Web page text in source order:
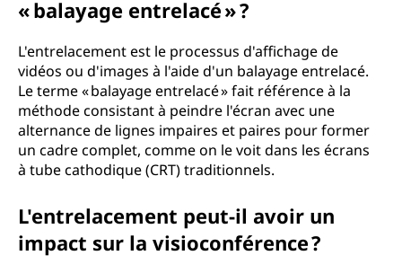
« balayage entrelacé » ?
L'entrelacement est le processus d'affichage de
vidéos ou d'images à l'aide d'un balayage entrelacé.
Le terme « balayage entrelacé » fait référence à la
méthode consistant à peindre l'écran avec une
alternance de lignes impaires et paires pour former
un cadre complet, comme on le voit dans les écrans
à tube cathodique (CRT) traditionnels.
L'entrelacement peut-il avoir un
impact sur la visioconférence ?